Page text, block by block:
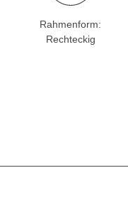
Rahmenform:
Rechteckig